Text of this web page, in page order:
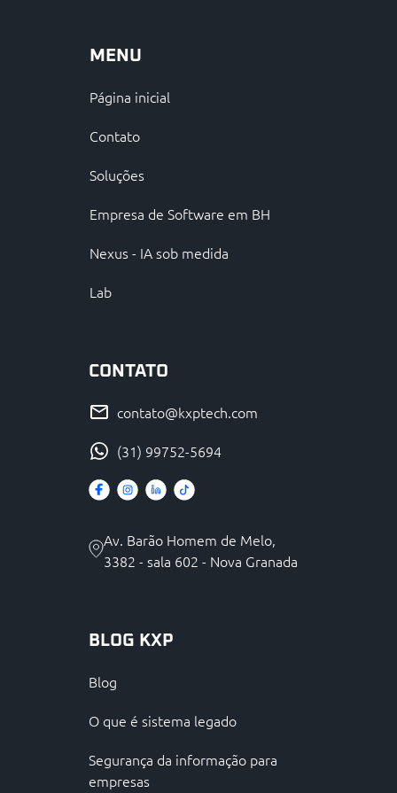
MENU
Página inicial
Contato
Soluções
Empresa de Software em BH
Nexus - IA sob medida
Lab
CONTATO
contato@kxptech.com
(31) 99752-5694
Av. Barão Homem de Melo,
3382 - sala 602 - Nova Granada
BLOG KXP
Blog
O que é sistema legado
Segurança da informação para
empresas